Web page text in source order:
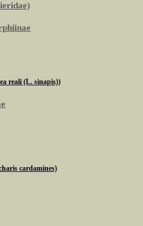
reali (L. sinapis))
cardamines)